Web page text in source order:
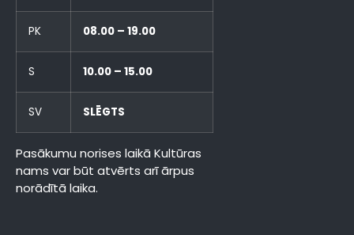
PK 08.00 – 19.00
S 10.00 – 15.00
SV SLĒGTS
Pasākumu norises laikā Kultūras
nams var būt atvērts arī ārpus
norādītā laika.